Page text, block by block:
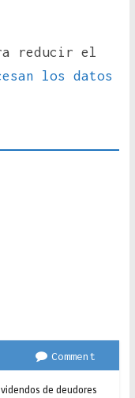
reducir el
los datos
Comment
de deudores